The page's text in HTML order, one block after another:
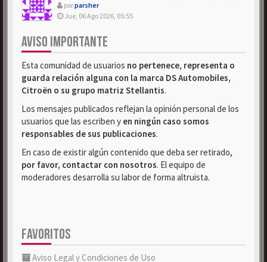
porparsher
Jue, 06 Ago 2026, 05:55
AVISO IMPORTANTE
Esta comunidad de usuarios no pertenece, representa o
guarda relación alguna con la marca DS Automobiles,
Citroën o su grupo matriz Stellantis.
Los mensajes publicados reflejan la opinión personal de los
usuarios que las escriben y en ningún caso somos
responsables de sus publicaciones.
En caso de existir algún contenido que deba ser retirado,
por favor, contactar con nosotros. El equipo de
moderadores desarrolla su labor de forma altruista.
FAVORITOS
Aviso Legal y Condiciones de Uso